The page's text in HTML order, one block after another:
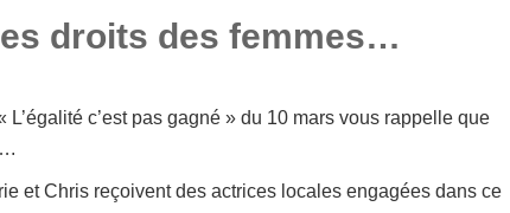
droits des femmes…
L’égalité c’est pas gagné » du 10 mars vous rappelle que
et Chris reçoivent des actrices locales engagées dans ce